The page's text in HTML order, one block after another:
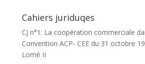
Cahiers juriduqes
CJ n°1: La coopération commerciale
Convention ACP- CEE du 31 octobre
Lomé II